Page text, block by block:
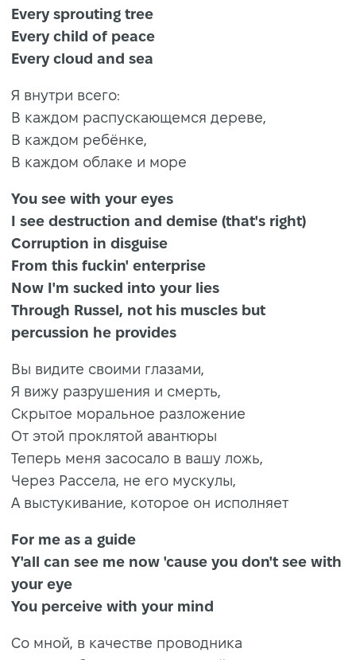
Every sprouting tree
Every child of peace
Every cloud and sea
Я внутри всего:
В каждом распускающемся дереве,
В каждом ребёнке,
В каждом облаке и море
You see with your eyes
I see destruction and demise (that's right)
Corruption in disguise
From this fuckin' enterprise
Now I'm sucked into your lies
Through Russel, not his muscles but
percussion he provides
Вы видите своими глазами,
Я вижу разрушения и смерть,
Скрытое моральное разложение
От этой проклятой авантюры
Теперь меня засосало в вашу ложь,
Через Рассела, не его мускулы,
А выстукивание, которое он исполняет
For me as a guide
Y'all can see me now 'cause you don't see with
your eye
You perceive with your mind
Со мной, в качестве проводника